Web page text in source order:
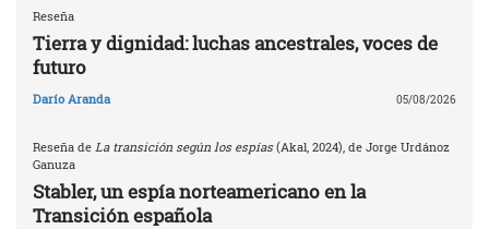
Reseña
Tierra y dignidad: luchas ancestrales, voces de
futuro
Darío Aranda 05/08/2026
Reseña de La transición según los espías (Akal, 2024), de Jorge Urdánoz
Ganuza
Stabler, un espía norteamericano en la
Transición española